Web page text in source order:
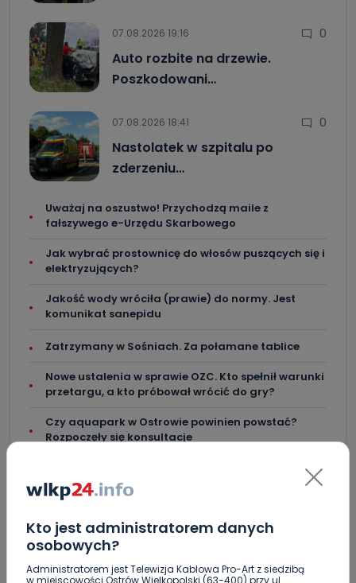
Kto jest administratorem danych
osobowych?
Administratorem jest Telewizja Kablowa Pro-Art z siedzibą
07.08.2026 19:16 0
Auto rozbite na drzewie.
Poszkodowani…
07.08.2026 18:41 0
Nastolatek w szpitalu po
zderzeniu…
Uważaj na oszustwo! Przychodzą maile z
fałszywego e-Urzędu Skarbowego
Jak wybrać prostownicę do włosów puszących się i
elektryzujących?
Jakość wody wróciła (prawie) do normy. Jest
komunikat sanepidu
Zatrzymany w Sośniach. Za połamane tablice
Nowe ustalenia w sprawie OZC. Kto spełnił warunki
przetargu, a kto próbował wrócić do gry?
Czy aquapark w Ostrowie powinien powstać?
Rozpoczęły się konsultacje
większy?
Więcej pieniędzy dla OSP w gminie Ostrów.
Centra wzmocniona i gotowa do gry. Chce